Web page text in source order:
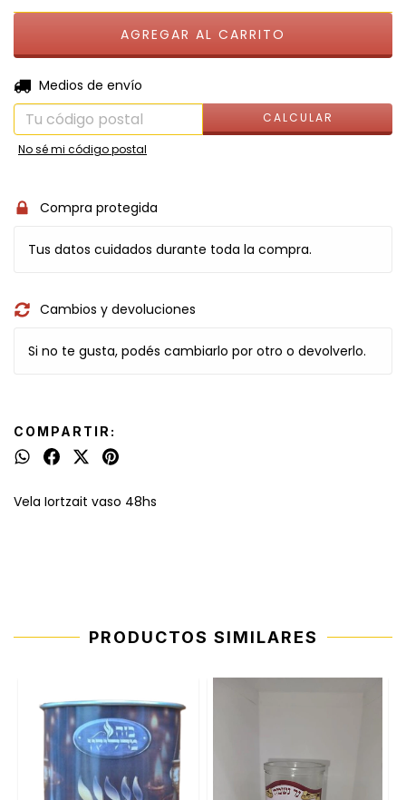
Entregas para el CP:
Medios de envío
CALCULAR
No sé mi código postal
Compra protegida
Tus datos cuidados durante toda la compra.
Cambios y devoluciones
Si no te gusta, podés cambiarlo por otro o devolverlo.
COMPARTIR:
Vela Iortzait vaso 48hs
PRODUCTOS SIMILARES